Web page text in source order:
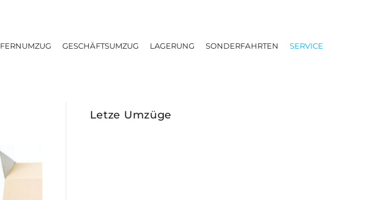
FERNUMZUG GESCHÄFTSUMZUG LAGERUNG SONDERFAHRTEN SERVICE
Letze Umzüge